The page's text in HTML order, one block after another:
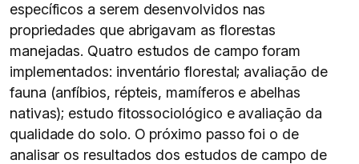
específicos a serem desenvolvidos nas
propriedades que abrigavam as florestas
manejadas. Quatro estudos de campo foram
implementados: inventário florestal; avaliação de
fauna (anfíbios, répteis, mamíferos e abelhas
nativas); estudo fitossociológico e avaliação da
qualidade do solo. O próximo passo foi o de
analisar os resultados dos estudos de campo de